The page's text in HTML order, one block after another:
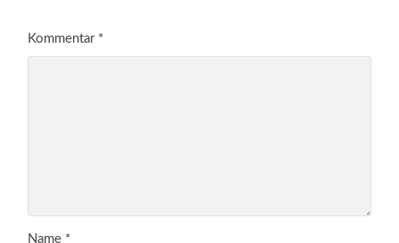
Kommentar *
Name *